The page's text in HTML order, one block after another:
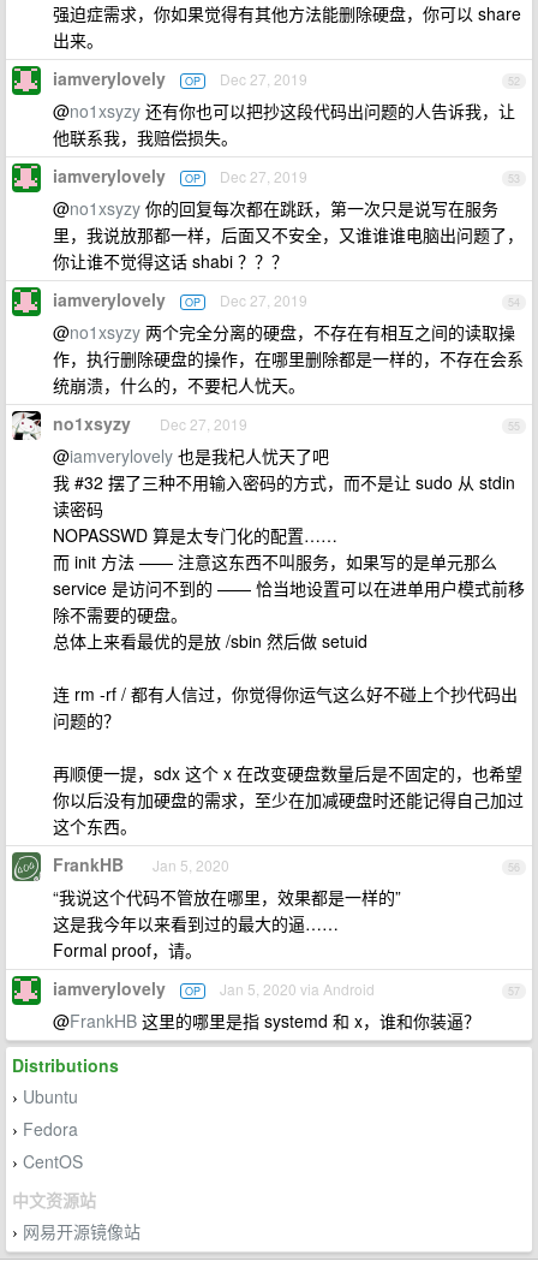
强迫症需求，你如果觉得有其他方法能删除硬盘，你可以 share
出来。
52
iamverylovely OP Dec 27, 2019
@no1xsyzy 还有你也可以把抄这段代码出问题的人告诉我，让
他联系我，我赔偿损失。
53
iamverylovely OP Dec 27, 2019
@no1xsyzy 你的回复每次都在跳跃，第一次只是说写在服务
里，我说放那都一样，后面又不安全，又谁谁谁电脑出问题了，
你让谁不觉得这话 shabi ？？？
54
iamverylovely OP Dec 27, 2019
@no1xsyzy 两个完全分离的硬盘，不存在有相互之间的读取操
作，执行删除硬盘的操作，在哪里删除都是一样的，不存在会系
统崩溃，什么的，不要杞人忧天。
55
no1xsyzy Dec 27, 2019
@iamverylovely 也是我杞人忧天了吧
我 #32 摆了三种不用输入密码的方式，而不是让 sudo 从 stdin
读密码
NOPASSWD 算是太专门化的配置……
而 init 方法 —— 注意这东西不叫服务，如果写的是单元那么
service 是访问不到的 —— 恰当地设置可以在进单用户模式前移
除不需要的硬盘。
总体上来看最优的是放 /sbin 然后做 setuid
连 rm -rf / 都有人信过，你觉得你运气这么好不碰上个抄代码出
问题的？
再顺便一提，sdx 这个 x 在改变硬盘数量后是不固定的，也希望
你以后没有加硬盘的需求，至少在加减硬盘时还能记得自己加过
这个东西。
56
FrankHB Jan 5, 2020
“我说这个代码不管放在哪里，效果都是一样的”
这是我今年以来看到过的最大的逼……
Formal proof，请。
57
iamverylovely OP Jan 5, 2020 via Android
@FrankHB 这里的哪里是指 systemd 和 x，谁和你装逼？
Distributions
› Ubuntu
› Fedora
› CentOS
中文资源站
› 网易开源镜像站